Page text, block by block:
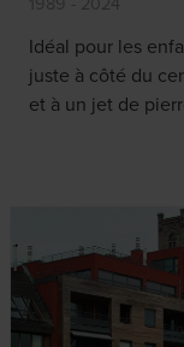
Idéal pour les
juste à côté du
et à un jet de